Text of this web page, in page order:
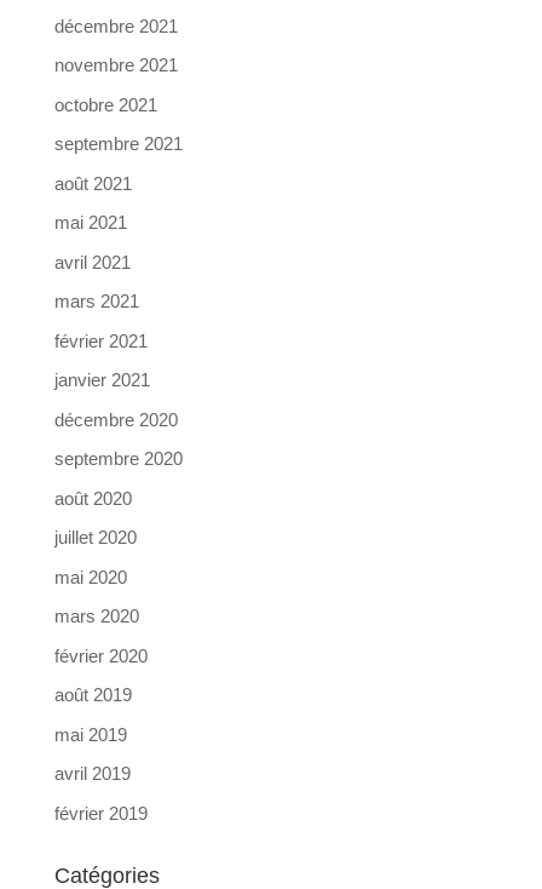
décembre 2021
novembre 2021
octobre 2021
septembre 2021
août 2021
mai 2021
avril 2021
mars 2021
février 2021
janvier 2021
décembre 2020
septembre 2020
août 2020
juillet 2020
mai 2020
mars 2020
février 2020
août 2019
mai 2019
avril 2019
février 2019
Catégories